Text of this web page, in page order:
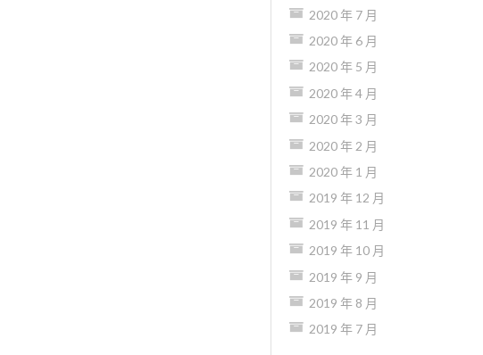
2020 年 7 月
2020 年 6 月
2020 年 5 月
2020 年 4 月
2020 年 3 月
2020 年 2 月
2020 年 1 月
2019 年 12 月
2019 年 11 月
2019 年 10 月
2019 年 9 月
2019 年 8 月
2019 年 7 月